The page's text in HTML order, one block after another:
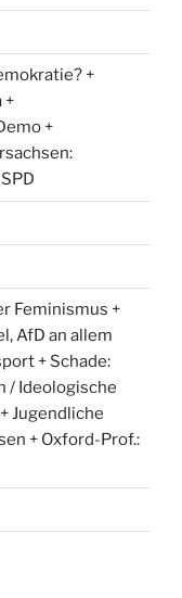
+
+
+
Feminismus +
AfD an allem
+ Schade:
/ Ideologische
Jugendliche
+ Oxford-Prof.: